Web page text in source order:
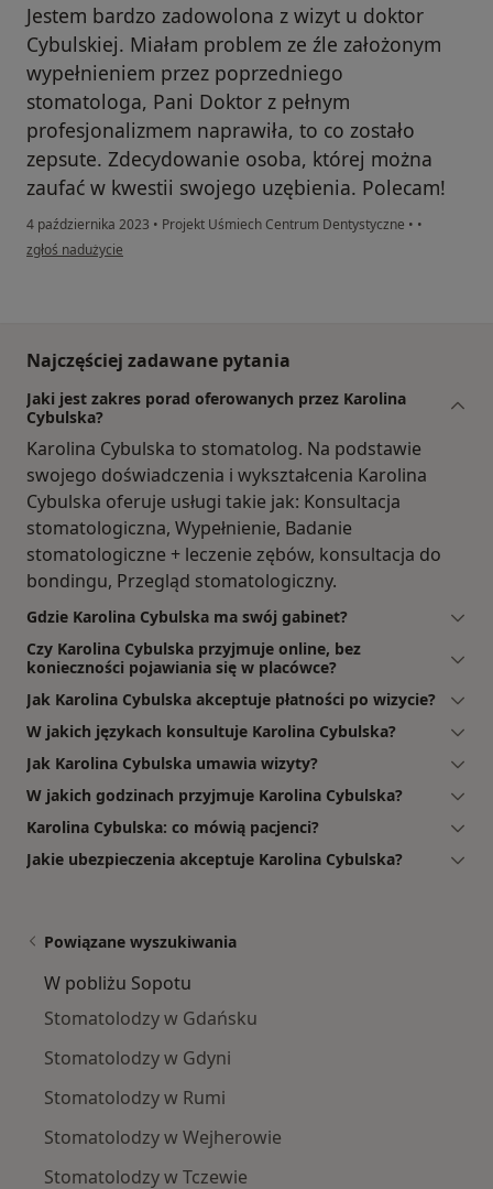
Jestem bardzo zadowolona z wizyt u doktor
Cybulskiej. Miałam problem ze źle założonym
wypełnieniem przez poprzedniego
stomatologa, Pani Doktor z pełnym
profesjonalizmem naprawiła, to co zostało
zepsute. Zdecydowanie osoba, której można
zaufać w kwestii swojego uzębienia. Polecam!
4 października 2023 • Projekt Uśmiech Centrum Dentystyczne • •
w opinii użytkownika Kamila
zgłoś nadużycie
Najczęściej zadawane pytania
Jaki jest zakres porad oferowanych przez Karolina
Cybulska?
Karolina Cybulska to stomatolog. Na podstawie
swojego doświadczenia i wykształcenia Karolina
Cybulska oferuje usługi takie jak: Konsultacja
stomatologiczna, Wypełnienie, Badanie
stomatologiczne + leczenie zębów, konsultacja do
bondingu, Przegląd stomatologiczny.
Gdzie Karolina Cybulska ma swój gabinet?
Czy Karolina Cybulska przyjmuje online, bez
konieczności pojawiania się w placówce?
Jak Karolina Cybulska akceptuje płatności po wizycie?
W jakich językach konsultuje Karolina Cybulska?
Jak Karolina Cybulska umawia wizyty?
W jakich godzinach przyjmuje Karolina Cybulska?
Karolina Cybulska: co mówią pacjenci?
Jakie ubezpieczenia akceptuje Karolina Cybulska?
Powiązane wyszukiwania
W pobliżu Sopotu
Stomatolodzy w Gdańsku
Stomatolodzy w Gdyni
Stomatolodzy w Rumi
Stomatolodzy w Wejherowie
Stomatolodzy w Tczewie